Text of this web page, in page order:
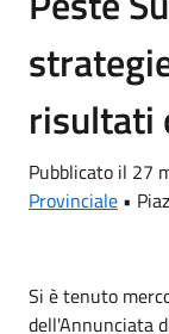
risultati
Pubblicato il 27
Provinciale •
Si è tenuto
dell'Annunciata